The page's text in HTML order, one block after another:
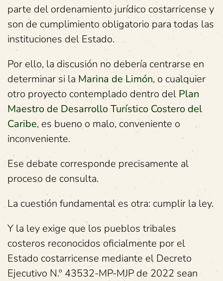
parte del ordenamiento jurídico costarricense y
son de cumplimiento obligatorio para todas las
instituciones del Estado.
Por ello, la discusión no debería centrarse en
determinar si laMarina de Limón, o cualquier
otro proyecto contemplado dentro del Plan
Maestro de Desarrollo Turístico Costero del
Caribe, es bueno o malo, conveniente o
inconveniente.
Ese debate corresponde precisamente al
proceso de consulta.
La cuestión fundamental es otra: cumplir la ley.
Y la ley exige que los pueblos tribales
costeros reconocidos oficialmente por el
Estado costarricense mediante el Decreto
Ejecutivo N.º 43532-MP-MJP de 2022 sean